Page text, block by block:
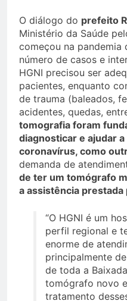
O diálogo do prefeito
Ministério da Saúde
começou na pandemia
número de casos e
HGNI precisou ser
pacientes, enquanto
de trauma (baleados,
acidentes, quedas,
tomografia foram
diagnosticar e ajudar
coronavírus, como
demanda de
de ter um tomógrafo
a assistência prestada
“O HGNI é um
perfil regional e
enorme de
principalmente
de toda a
tomógrafo novo
tratamento